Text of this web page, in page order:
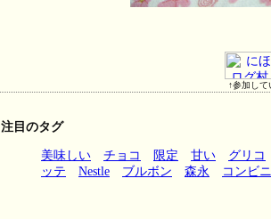
↑参加して
注目のタグ
美味しい チョコ 限定 甘い
グリコ
ッテ
Nestle ブルボン 森永 コンビニ